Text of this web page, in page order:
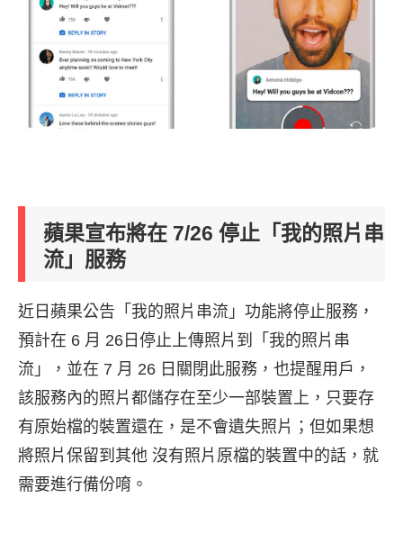
蘋果宣布將在 7/26 停止「我的照片串
流」服務
近日蘋果公告「我的照片串流」功能將停止服務，
預計在 6 月 26日停止上傳照片到「我的照片串
流」，並在 7 月 26 日關閉此服務，也提醒用戶，
該服務內的照片都儲存在至少一部裝置上，只要存
有原始檔的裝置還在，是不會遺失照片；但如果想
將照片保留到其他 沒有照片原檔的裝置中的話，就
需要進行備份唷。